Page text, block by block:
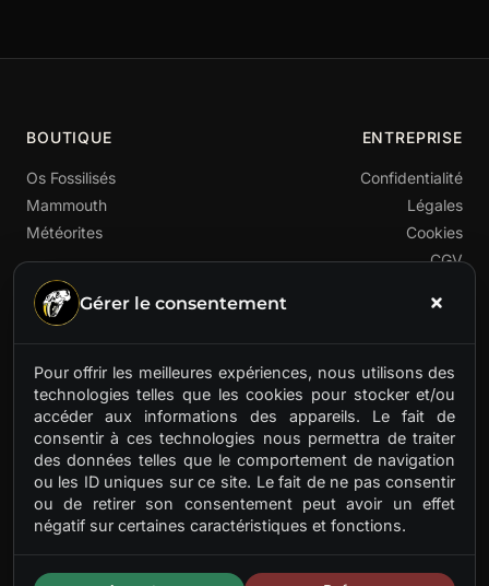
BOUTIQUE
Os Fossilisés
Mammouth
Météorites
Premier fournisseur français de matières préhistoriques
rares. Ivoire de mammouth, os fossilisés, météorites.
Des trésors anciens pour artisans d'aujourd'hui.
ENTREPRISE
Confidentialité
Légales
Cookies
CGV
Gérer le consentement
Pour offrir les meilleures expériences, nous utilisons des
technologies telles que les cookies pour stocker et/ou
accéder aux informations des appareils. Le fait de
consentir à ces technologies nous permettra de traiter
des données telles que le comportement de navigation
ou les ID uniques sur ce site. Le fait de ne pas consentir
ou de retirer son consentement peut avoir un effet
négatif sur certaines caractéristiques et fonctions.